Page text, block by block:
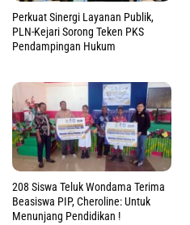
Perkuat Sinergi Layanan Publik,
PLN-Kejari Sorong Teken PKS
Pendampingan Hukum
208 Siswa Teluk Wondama Terima
Beasiswa PIP, Cheroline: Untuk
Menunjang Pendidikan !